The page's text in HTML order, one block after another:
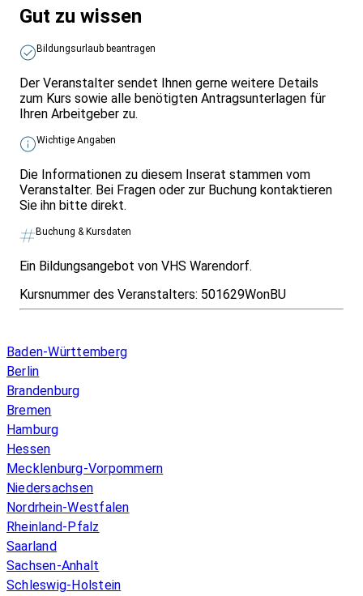
Gut zu wissen
Bildungsurlaub beantragen
Der Veranstalter sendet Ihnen gerne weitere Details
zum Kurs sowie alle benötigten Antragsunterlagen für
Ihren Arbeitgeber zu.
Wichtige Angaben
Die Informationen zu diesem Inserat stammen vom
Veranstalter. Bei Fragen oder zur Buchung kontaktieren
Sie ihn bitte direkt.
Buchung & Kursdaten
Ein Bildungsangebot von VHS Warendorf.
Kursnummer des Veranstalters: 501629WonBU
Baden-Württemberg
Berlin
Brandenburg
Bremen
Hamburg
Hessen
Mecklenburg-Vorpommern
Niedersachsen
Nordrhein-Westfalen
Rheinland-Pfalz
Saarland
Sachsen-Anhalt
Schleswig-Holstein